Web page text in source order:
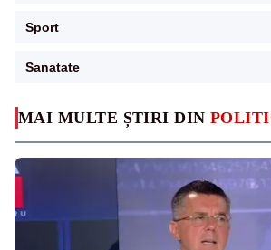
MAI MULTE ȘTIRI DIN
Sport
Sanatate